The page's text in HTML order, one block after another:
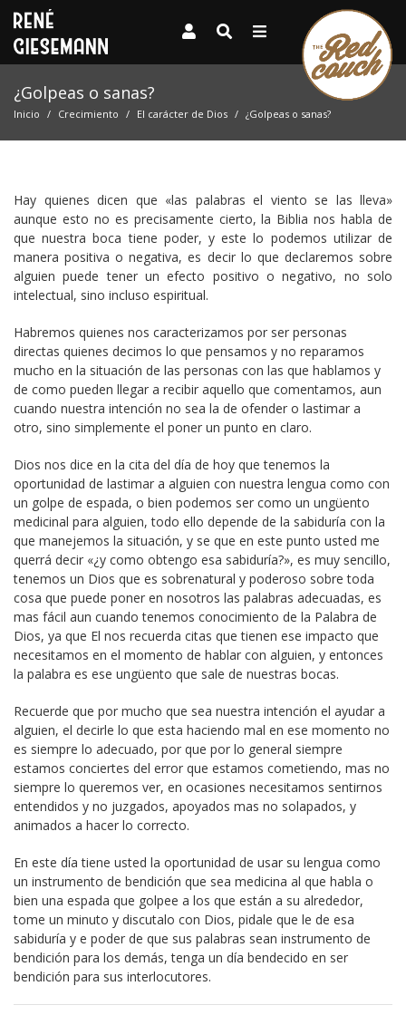
¿Golpeas o sanas?
Inicio Crecimiento El carácter de Dios ¿Golpeas o sanas?
Hay quienes dicen que «las palabras el viento se las lleva»
aunque esto no es precisamente cierto, la Biblia nos habla de
que nuestra boca tiene poder, y este lo podemos utilizar de
manera positiva o negativa, es decir lo que declaremos sobre
alguien puede tener un efecto positivo o negativo, no solo
intelectual, sino incluso espiritual.
Habremos quienes nos caracterizamos por ser personas
directas quienes decimos lo que pensamos y no reparamos
mucho en la situación de las personas con las que hablamos y
de como pueden llegar a recibir aquello que comentamos, aun
cuando nuestra intención no sea la de ofender o lastimar a
otro, sino simplemente el poner un punto en claro.
Dios nos dice en la cita del día de hoy que tenemos la
oportunidad de lastimar a alguien con nuestra lengua como con
un golpe de espada, o bien podemos ser como un ungüento
medicinal para alguien, todo ello depende de la sabiduría con la
que manejemos la situación, y se que en este punto usted me
querrá decir «¿y como obtengo esa sabiduría?», es muy sencillo,
tenemos un Dios que es sobrenatural y poderoso sobre toda
cosa que puede poner en nosotros las palabras adecuadas, es
mas fácil aun cuando tenemos conocimiento de la Palabra de
Dios, ya que El nos recuerda citas que tienen ese impacto que
necesitamos en el momento de hablar con alguien, y entonces
la palabra es ese ungüento que sale de nuestras bocas.
Recuerde que por mucho que sea nuestra intención el ayudar a
alguien, el decirle lo que esta haciendo mal en ese momento no
es siempre lo adecuado, por que por lo general siempre
estamos conciertes del error que estamos cometiendo, mas no
siempre lo queremos ver, en ocasiones necesitamos sentirnos
entendidos y no juzgados, apoyados mas no solapados, y
animados a hacer lo correcto.
En este día tiene usted la oportunidad de usar su lengua como
un instrumento de bendición que sea medicina al que habla o
bien una espada que golpee a los que están a su alrededor,
tome un minuto y discutalo con Dios, pidale que le de esa
sabiduría y e poder de que sus palabras sean instrumento de
bendición para los demás, tenga un día bendecido en ser
bendición para sus interlocutores.